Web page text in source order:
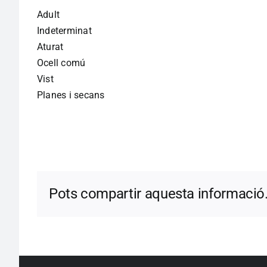
Adult
Indeterminat
Aturat
Ocell comú
Vist
Planes i secans
Pots compartir aquesta informació.